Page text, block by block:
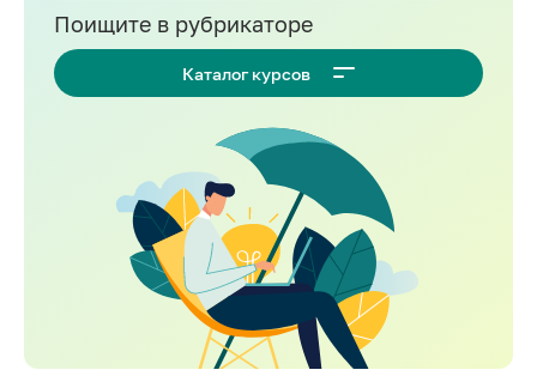
Поищите в рубрикаторе
Каталог курсов